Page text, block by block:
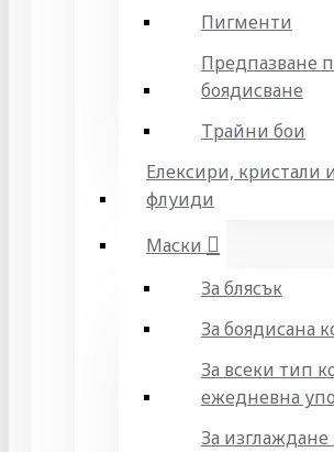
Пигменти
Предпазване
боядисване
Трайни бои
Елексири, кристали и
флуиди
Маски
За блясък
За боядисана
За всеки тип
ежедневна
За изглаждане